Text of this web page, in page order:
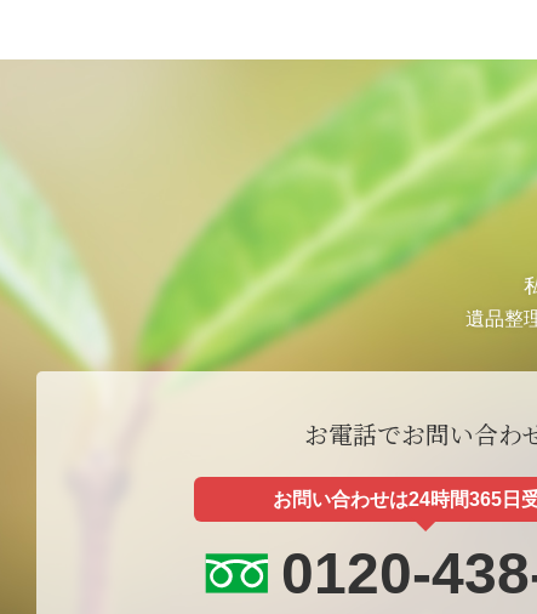
ョ
遺品整
お電話でお問い合わ
お問い合わせは24時間365日
0120-